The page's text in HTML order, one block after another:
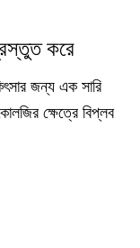
করে
জন্য এক সারি
ক্ষেত্রে বিপ্লব